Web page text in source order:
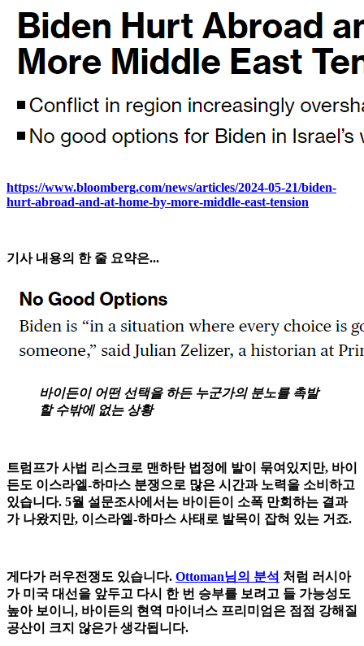
https://www.bloomberg.com/news/articles/2024-05-21/biden-
hurt-abroad-and-at-home-by-more-middle-east-tension
기사 내용의 한 줄 요약은...
바이든이 어떤 선택을 하든 누군가의 분노를 촉발
할 수밖에 없는 상황
트럼프가 사법 리스크로 맨하탄 법정에 발이 묶여있지만, 바이
든도 이스라엘-하마스 분쟁으로 많은 시간과 노력을 소비하고
있습니다. 5월 설문조사에서는 바이든이 소폭 만회하는 결과
가 나왔지만, 이스라엘-하마스 사태로 발목이 잡혀 있는 거죠.
게다가 러우전쟁도 있습니다. Ottoman님의 분석 처럼 러시아
가 미국 대선을 앞두고 다시 한 번 승부를 보려고 들 가능성도
높아 보이니, 바이든의 현역 마이너스 프리미엄은 점점 강해질
공산이 크지 않은가 생각됩니다.